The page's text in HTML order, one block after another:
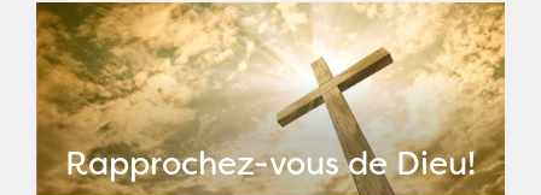
Rapprochez-vous de Dieu!